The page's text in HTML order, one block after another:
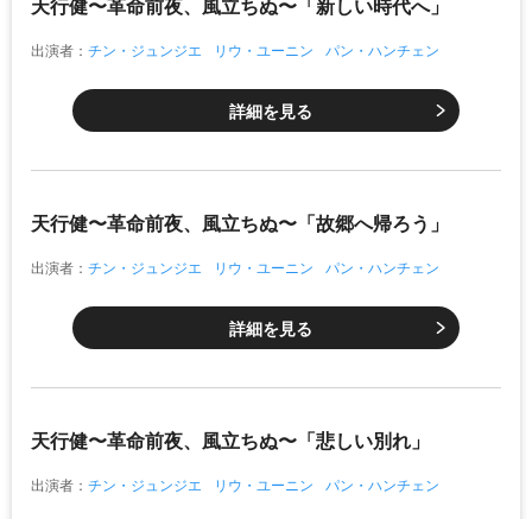
天行健〜革命前夜、風立ちぬ〜「新しい時代へ」
出演者： チン・ジュンジエ リウ・ユーニン パン・ハンチェン
詳細を見る
天行健〜革命前夜、風立ちぬ〜「故郷へ帰ろう」
出演者： チン・ジュンジエ リウ・ユーニン パン・ハンチェン
詳細を見る
天行健〜革命前夜、風立ちぬ〜「悲しい別れ」
出演者： チン・ジュンジエ リウ・ユーニン パン・ハンチェン